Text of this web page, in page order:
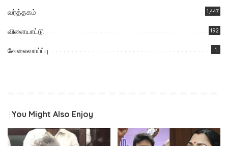
வர்த்தகம் 1,447
விளையாட்டு 192
வேலைவாய்ப்பு 1
You Might Also Enjoy